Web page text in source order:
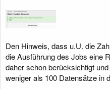
Den Hinweis, dass u.U. die
die Ausführung des Jobs eine
daher schon berücksichtigt
weniger als 100 Datensätze in